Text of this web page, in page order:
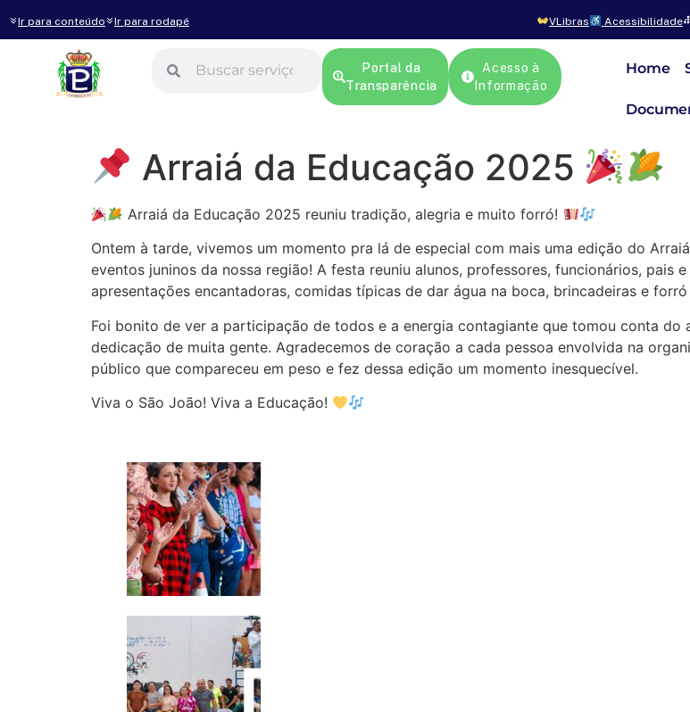
Ir para conteúdo Ir para rodapé VLibras Acessibilidade
Portal da
Transparência
Acesso à
Informação
Home
Arraiá da Educação 2025
Arraiá da Educação 2025 reuniu tradição, alegria e muito forró!
Ontem à tarde, vivemos um momento pra lá de especial com mais uma edição do
eventos juninos da nossa região! A festa reuniu alunos, professores, funcionários, pais
apresentações encantadoras, comidas típicas de dar água na boca, brincadeiras e
Foi bonito de ver a participação de todos e a energia contagiante que tomou conta do
dedicação de muita gente. Agradecemos de coração a cada pessoa envolvida na
público que compareceu em peso e fez dessa edição um momento inesquecível.
Viva o São João! Viva a Educação!